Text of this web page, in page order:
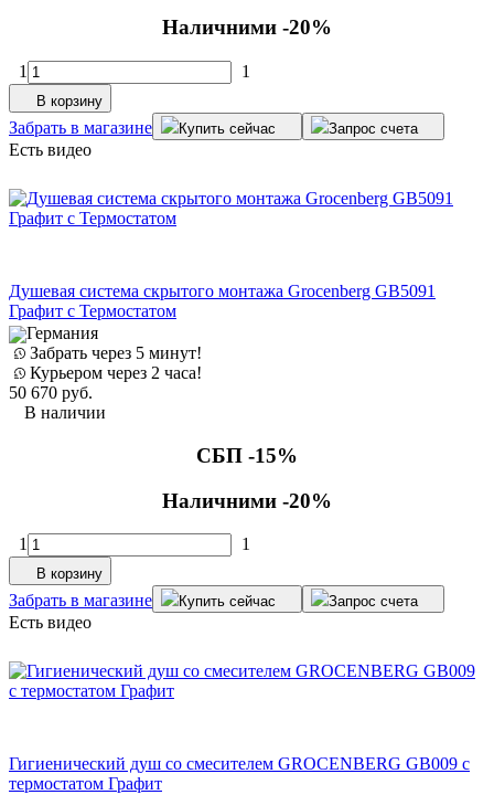
Наличними -20%
1 1
В корзину
Забрать в магазине Купить сейчас Запрос счета
Есть видео
Душевая система скрытого монтажа Grocenberg GB5091
Графит с Термостатом
Германия
Забрать через 5 минут!
Курьером через 2 часа!
50 670 руб.
В наличии
СБП -15%
Наличними -20%
1 1
В корзину
Забрать в магазине Купить сейчас Запрос счета
Есть видео
Гигиенический душ со смесителем GROCENBERG GB009 с
термостатом Графит